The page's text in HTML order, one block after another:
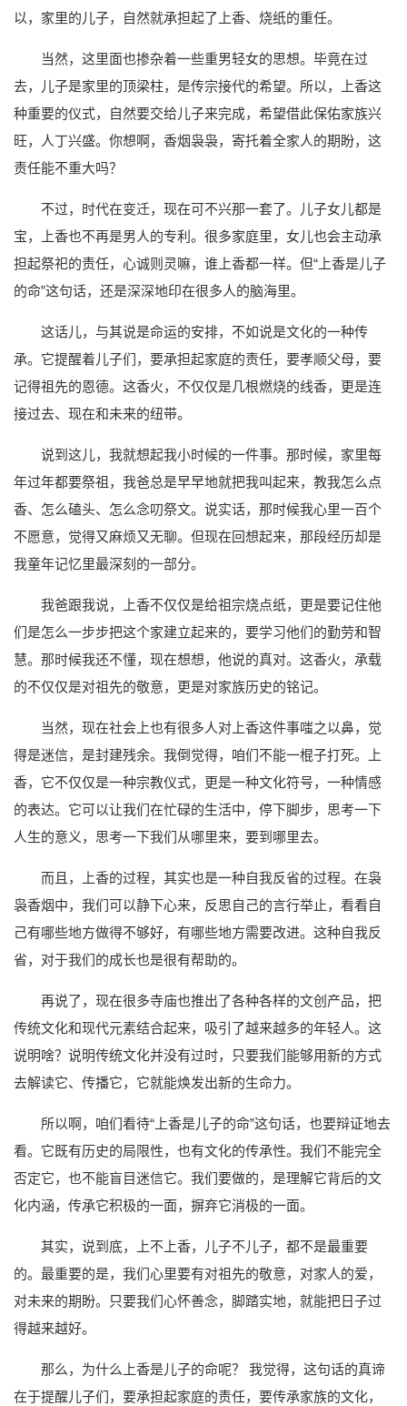
以，家里的儿子，自然就承担起了上香、烧纸的重任。
当然，这里面也掺杂着一些重男轻女的思想。毕竟在过
去，儿子是家里的顶梁柱，是传宗接代的希望。所以，上香这
种重要的仪式，自然要交给儿子来完成，希望借此保佑家族兴
旺，人丁兴盛。你想啊，香烟袅袅，寄托着全家人的期盼，这
责任能不重大吗？
不过，时代在变迁，现在可不兴那一套了。儿子女儿都是
宝，上香也不再是男人的专利。很多家庭里，女儿也会主动承
担起祭祀的责任，心诚则灵嘛，谁上香都一样。但“上香是儿子
的命”这句话，还是深深地印在很多人的脑海里。
这话儿，与其说是命运的安排，不如说是文化的一种传
承。它提醒着儿子们，要承担起家庭的责任，要孝顺父母，要
记得祖先的恩德。这香火，不仅仅是几根燃烧的线香，更是连
接过去、现在和未来的纽带。
说到这儿，我就想起我小时候的一件事。那时候，家里每
年过年都要祭祖，我爸总是早早地就把我叫起来，教我怎么点
香、怎么磕头、怎么念叨祭文。说实话，那时候我心里一百个
不愿意，觉得又麻烦又无聊。但现在回想起来，那段经历却是
我童年记忆里最深刻的一部分。
我爸跟我说，上香不仅仅是给祖宗烧点纸，更是要记住他
们是怎么一步步把这个家建立起来的，要学习他们的勤劳和智
慧。那时候我还不懂，现在想想，他说的真对。这香火，承载
的不仅仅是对祖先的敬意，更是对家族历史的铭记。
当然，现在社会上也有很多人对上香这件事嗤之以鼻，觉
得是迷信，是封建残余。我倒觉得，咱们不能一棍子打死。上
香，它不仅仅是一种宗教仪式，更是一种文化符号，一种情感
的表达。它可以让我们在忙碌的生活中，停下脚步，思考一下
人生的意义，思考一下我们从哪里来，要到哪里去。
而且，上香的过程，其实也是一种自我反省的过程。在袅
袅香烟中，我们可以静下心来，反思自己的言行举止，看看自
己有哪些地方做得不够好，有哪些地方需要改进。这种自我反
省，对于我们的成长也是很有帮助的。
再说了，现在很多寺庙也推出了各种各样的文创产品，把
传统文化和现代元素结合起来，吸引了越来越多的年轻人。这
说明啥？说明传统文化并没有过时，只要我们能够用新的方式
去解读它、传播它，它就能焕发出新的生命力。
所以啊，咱们看待“上香是儿子的命”这句话，也要辩证地去
看。它既有历史的局限性，也有文化的传承性。我们不能完全
否定它，也不能盲目迷信它。我们要做的，是理解它背后的文
化内涵，传承它积极的一面，摒弃它消极的一面。
其实，说到底，上不上香，儿子不儿子，都不是最重要
的。最重要的是，我们心里要有对祖先的敬意，对家人的爱，
对未来的期盼。只要我们心怀善念，脚踏实地，就能把日子过
得越来越好。
那么，为什么上香是儿子的命呢？ 我觉得，这句话的真谛
在于提醒儿子们，要承担起家庭的责任，要传承家族的文化，